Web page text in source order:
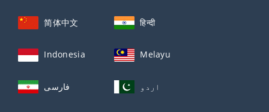
简体中文 हिन्दी
Indonesia Melayu
فارسی اردو